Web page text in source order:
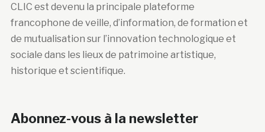
CLIC est devenu la principale plateforme
francophone de veille, d’information, de formation et
de mutualisation sur l’innovation technologique et
sociale dans les lieux de patrimoine artistique,
historique et scientifique.
Abonnez-vous à la newsletter